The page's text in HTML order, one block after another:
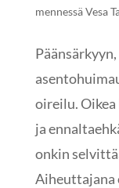
mennessäVesa
oireilu.
ja
onkin
Aiheuttajana